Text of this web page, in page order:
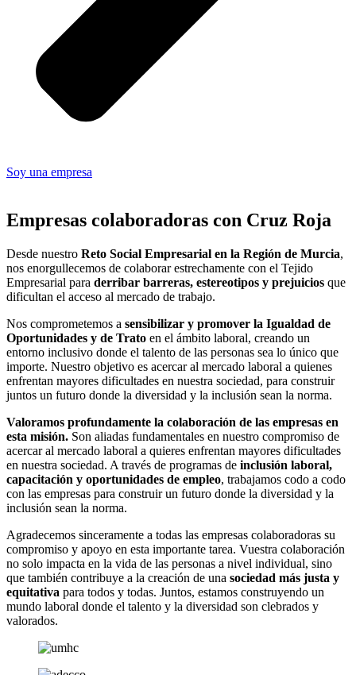
Soy una empresa
Empresas colaboradoras con Cruz Roja
Desde nuestro Reto Social Empresarial en la Región de Murcia,
nos enorgullecemos de colaborar estrechamente con el Tejido
Empresarial para derribar barreras, estereotipos y prejuicios que
dificultan el acceso al mercado de trabajo.
Nos comprometemos a sensibilizar y promover la Igualdad de
Oportunidades y de Trato en el ámbito laboral, creando un
entorno inclusivo donde el talento de las personas sea lo único que
importe. Nuestro objetivo es acercar al mercado laboral a quienes
enfrentan mayores dificultades en nuestra sociedad, para construir
juntos un futuro donde la diversidad y la inclusión sean la norma.
Valoramos profundamente la colaboración de las empresas en
esta misión. Son aliadas fundamentales en nuestro compromiso de
acercar al mercado laboral a quieres enfrentan mayores dificultades
en nuestra sociedad. A través de programas de inclusión laboral,
capacitación y oportunidades de empleo, trabajamos codo a codo
con las empresas para construir un futuro donde la diversidad y la
inclusión sean la norma.
Agradecemos sinceramente a todas las empresas colaboradoras su
compromiso y apoyo en esta importante tarea. Vuestra colaboración
no solo impacta en la vida de las personas a nivel individual, sino
que también contribuye a la creación de una sociedad más justa y
equitativa para todos y todas. Juntos, estamos construyendo un
mundo laboral donde el talento y la diversidad son clebrados y
valorados.